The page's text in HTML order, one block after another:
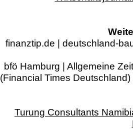
finanztip.de | deutschland-
bfö Hamburg | Allgemeine
(Financial Times Deutschland)
Turung Consultants